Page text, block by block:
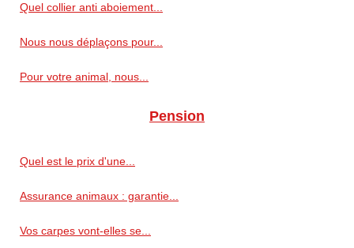
Quel collier anti aboiement...
Nous nous déplaçons pour...
Pour votre animal, nous...
Pension
Quel est le prix d'une...
Assurance animaux : garantie...
Vos carpes vont-elles se...